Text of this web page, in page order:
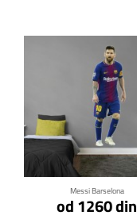
Messi Barselona
od 1260 din
Klikni za detalje